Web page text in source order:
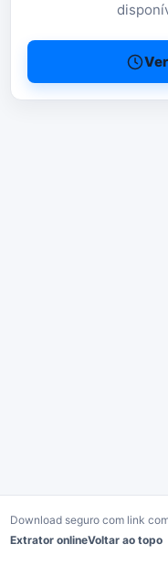
Download seguro com link
Extrator onlineVoltar ao topo